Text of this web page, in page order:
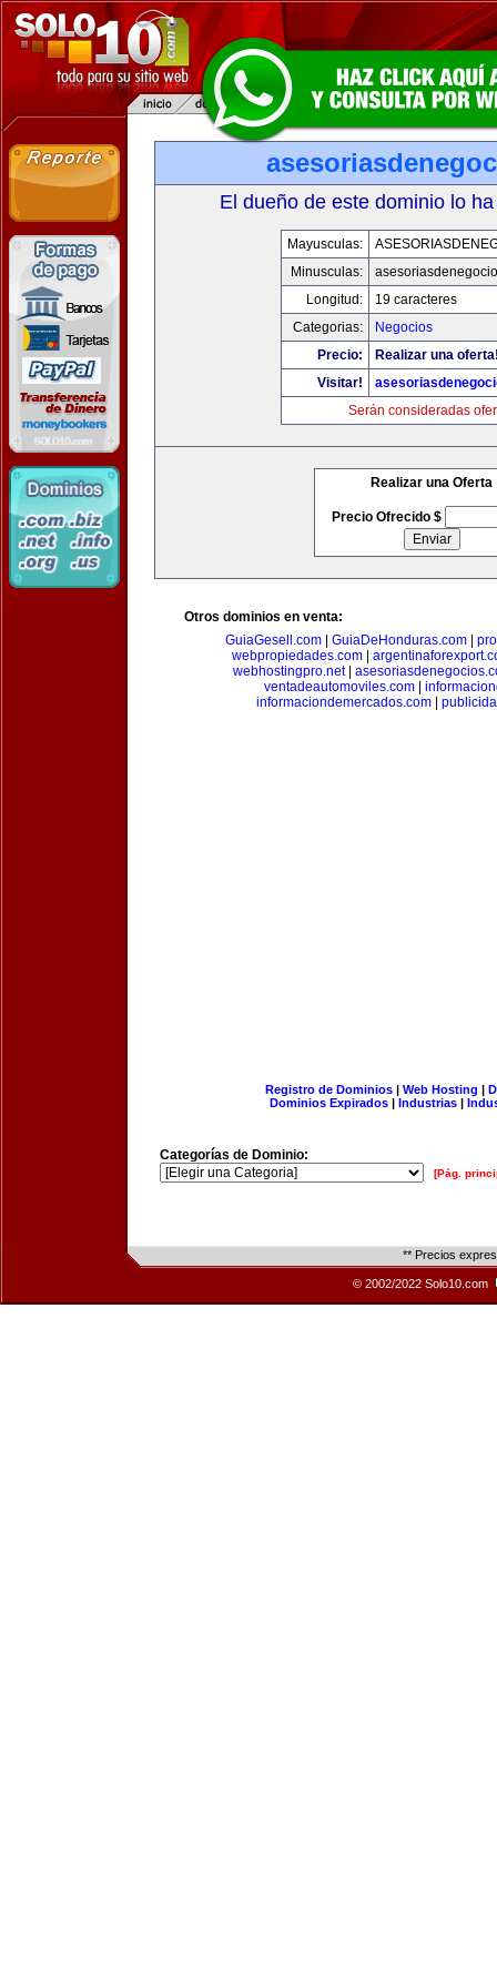
El dueño de este dominio lo
Mayusculas:
Minusculas:
Longitud:
19 caracteres
Categorias:
Negocios
Precio:
Realizar una
Visitar!
Serán consideradas
Realizar una Oferta
Precio Ofrecido $
Otros dominios en venta:
GuiaGesell.com| GuiaDeHonduras.com|
webpropiedades.com
webhostingpro.net|
ventadeautomoviles.com|
informaciondemercados.com|
Registro de Dominios| Web Hosting |
Dominios Expirados | Industrias |
Categorías de Dominio:
[Pág.
** Precios
© 2002/2022 Solo10.com